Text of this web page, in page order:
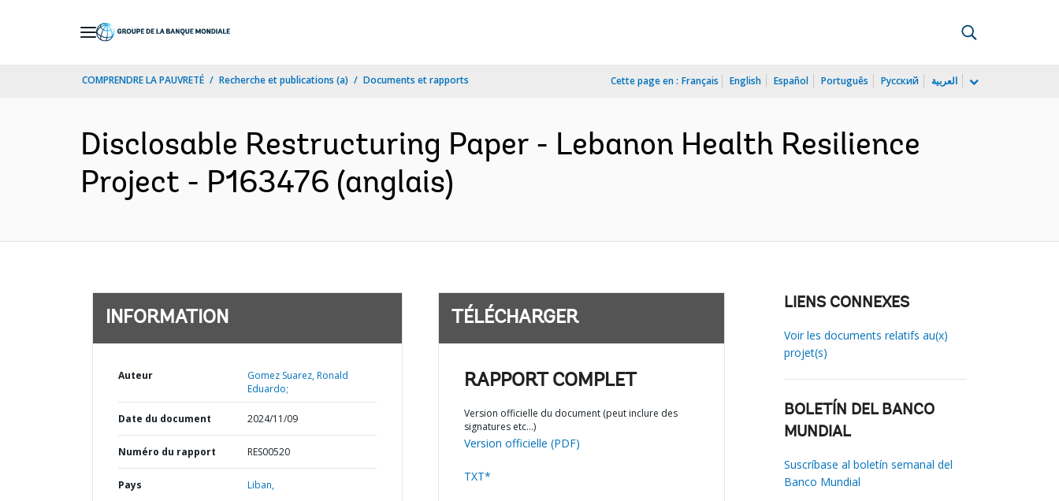
COMPRENDRE LA PAUVRETÉ Recherche et publications (a) Documents et rapports Cette page en : Français English Español Português Русский العربية
Disclosable Restructuring Paper - Lebanon Health Resilience
Project - P163476 (anglais)
INFORMATION
Auteur
Gomez Suarez, Ronald
Eduardo;
Date du document 2024/11/09
Numéro du rapport RES00520
Pays Liban,
TÉLÉCHARGER
RAPPORT COMPLET
Version officielle du document (peut inclure des
signatures etc…)
Version officielle (PDF)
TXT*
LIENS CONNEXES
Voir les documents relatifs au(x)
projet(s)
BOLETÍN DEL BANCO
MUNDIAL
Suscríbase al boletín semanal del
Banco Mundial